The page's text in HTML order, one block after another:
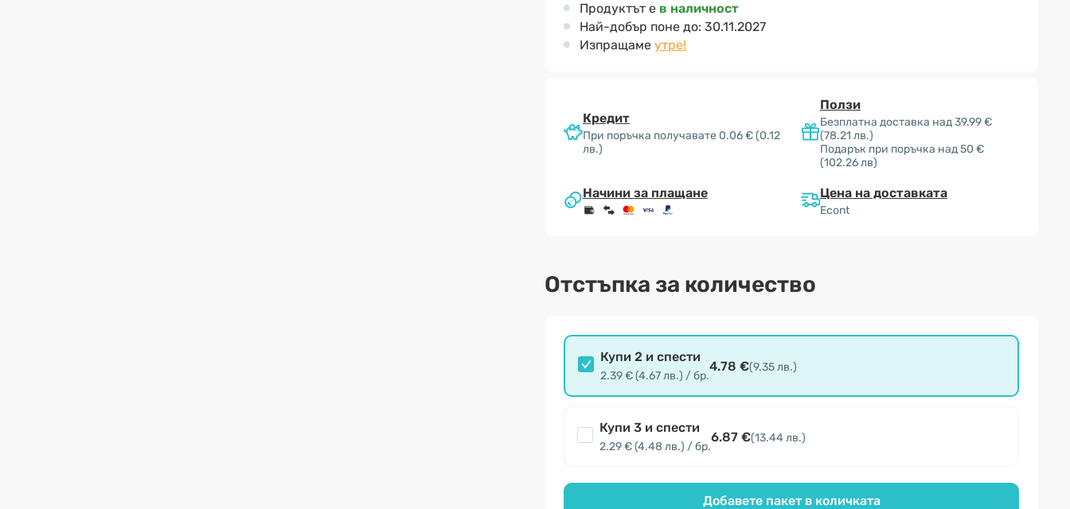
Продуктът е в наличност
Най-добър поне до: 30.11.2027
Изпращаме утре!
Кредит
При поръчка получавате 0.06 €(0.12
лв.)
Ползи
Безплатна доставка над 39.99 €
(78.21 лв.)
Подарък при поръчка над 50 €
(102.26 лв)
Начини за плащане Цена на доставката
Econt
Отстъпка за количество
Купи 2 и спести
2.39 € (4.67 лв.) / бр.
4.78 €(9.35 лв.)
Купи 3 и спести
2.29 € (4.48 лв.) / бр.
6.87 €(13.44 лв.)
Добавете пакет в количката